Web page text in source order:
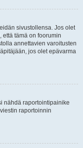
sivustollensa. Jos olet
että tämä on foorumin
annettavien varoitusten
jos olet epävarma
nähdä raportointipainike
raportoinnin